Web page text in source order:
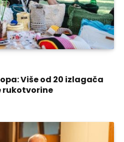
Više od 20 izlagača
rukotvorine